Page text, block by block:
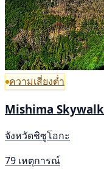
ความเสี่ยงต่ำ
Mishima Skywalk
จังหวัดชิซูโอกะ
79 เหตุการณ์